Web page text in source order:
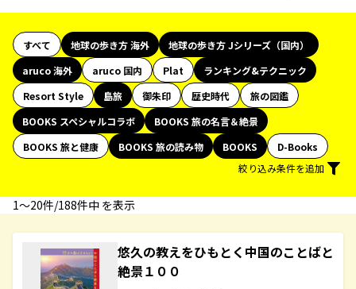
すべて 地球の歩き方 海外
地球の歩き方 Jシリーズ（国内）
aruco 海外
aruco 国内 Plat
ランキング&テクニック
Resort Style
島旅 御朱印 歴史時代
旅の図鑑
BOOKS スペシャルコラボ
BOOKS 旅の名言＆絶景
BOOKS 旅と健康
BOOKS 旅の読み物 BOOKS
D-Books
絞り込み条件を追加
1〜20件/188件中 を表示
悠久の教えをひもとく中国のことばと
絶景１００